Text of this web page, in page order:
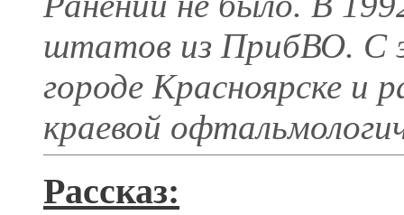
штатов из ПрибВО. С
городе Красноярске и
краевой
Рассказ: